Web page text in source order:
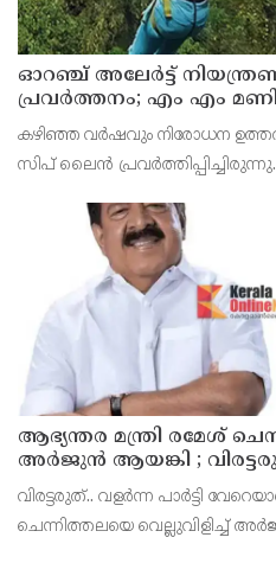
ഓറഞ്ച് അലേര്‍ട്ട്
പ്രവര്‍ത്തനം; എം എം
നടത്തുന്ന സിപ് ലൈന്‍
കഴിഞ്ഞ വര്‍ഷവും നിരോധന
സിപ് ലൈന്‍ പ്രവര്‍ത്തിപ്പിച്ചിരുന്നു.
ആഭ്യന്തര മന്ത്രി രമേശ്
അ‍ർജുൻ ആയങ്കി ;
വേറെയാണ് !
വിരട്ടരുത്.. വളർന്ന പാർട്ടി
ചെന്നിത്തലയെ വെല്ലുവിളിച്ച്